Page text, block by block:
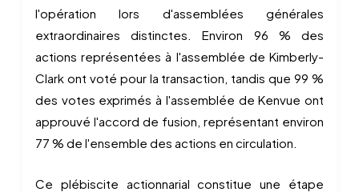
l'opération lors d'assemblées générales
extraordinaires distinctes. Environ 96 % des
actions représentées à l'assemblée de Kimberly-
Clark ont voté pour la transaction, tandis que 99 %
des votes exprimés à l'assemblée de Kenvue ont
approuvé l'accord de fusion, représentant environ
77 % de l'ensemble des actions en circulation.
Ce plébiscite actionnarial constitue une étape